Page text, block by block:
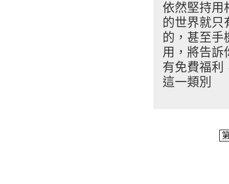
依然堅持用
的世界就只
的，甚至手
用，將告訴
有免費福利
這一類別